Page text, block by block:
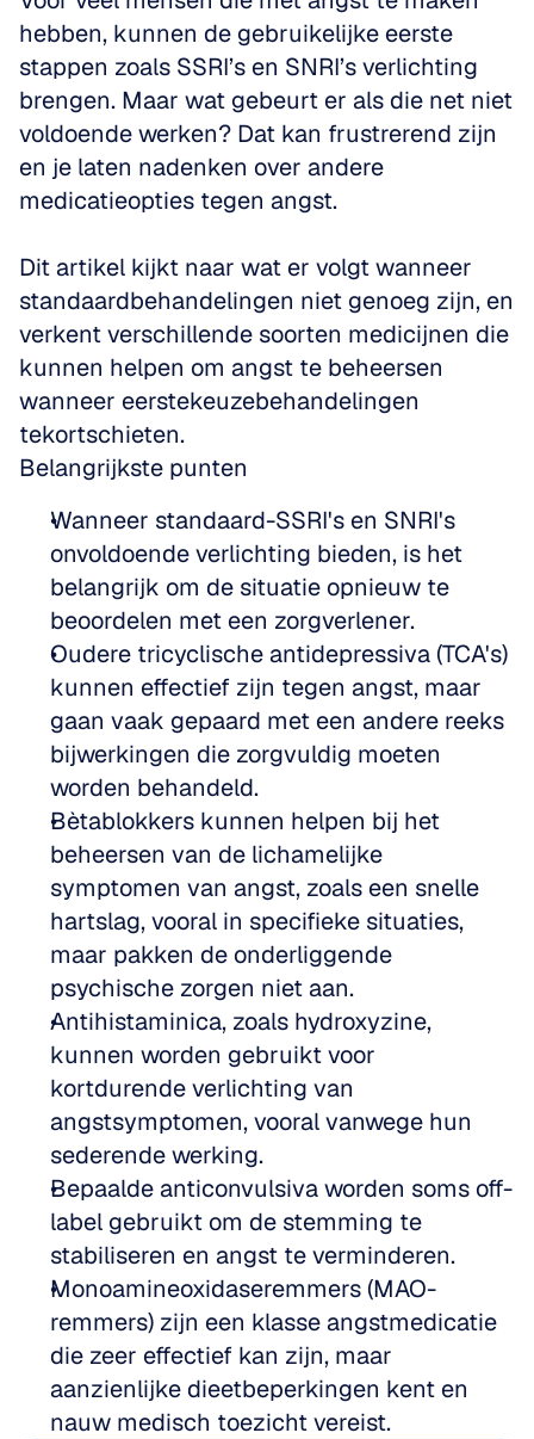
hebben, kunnen de gebruikelijke eerste
stappen zoals SSRI’s en SNRI’s verlichting
brengen. Maar wat gebeurt er als die net niet
voldoende werken? Dat kan frustrerend zijn
en je laten nadenken over andere
medicatieopties tegen angst.
Dit artikel kijkt naar wat er volgt wanneer
standaardbehandelingen niet genoeg zijn, en
verkent verschillende soorten medicijnen die
kunnen helpen om angst te beheersen
wanneer eerstekeuzebehandelingen
tekortschieten.
Belangrijkste punten
Wanneer standaard-SSRI's en SNRI's
onvoldoende verlichting bieden, is het
belangrijk om de situatie opnieuw te
beoordelen met een zorgverlener.
Oudere tricyclische antidepressiva (TCA's)
kunnen effectief zijn tegen angst, maar
gaan vaak gepaard met een andere reeks
bijwerkingen die zorgvuldig moeten
worden behandeld.
Bètablokkers kunnen helpen bij het
beheersen van de lichamelijke
symptomen van angst, zoals een snelle
hartslag, vooral in specifieke situaties,
maar pakken de onderliggende
psychische zorgen niet aan.
Antihistaminica, zoals hydroxyzine,
kunnen worden gebruikt voor
kortdurende verlichting van
angstsymptomen, vooral vanwege hun
sederende werking.
Bepaalde anticonvulsiva worden soms off-
label gebruikt om de stemming te
stabiliseren en angst te verminderen.
Monoamineoxidaseremmers (MAO-
remmers) zijn een klasse angstmedicatie
die zeer effectief kan zijn, maar
aanzienlijke dieetbeperkingen kent en
nauw medisch toezicht vereist.